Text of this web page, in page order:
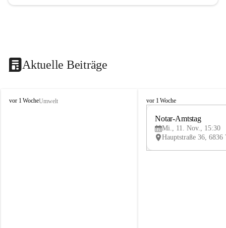
Aktuelle Beiträge
V
vor 1 WocheUmwelt
V
vor 1 Woche
Notar-Amtstag
Mi., 11. Nov., 15:30